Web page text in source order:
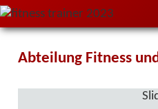
Abteilung Fitness